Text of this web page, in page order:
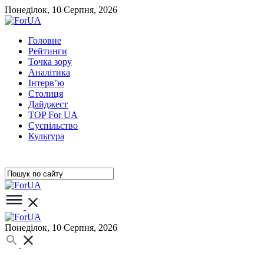
Понеділок, 10 Серпня, 2026
Головне
Рейтинги
Точка зору
Аналітика
Інтерв’ю
Столиця
Дайджест
TOP For UA
Суспiльство
Культура
Понеділок, 10 Серпня, 2026